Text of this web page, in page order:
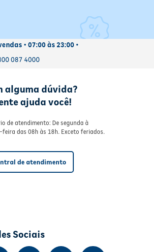
• 07:00 às 23:00 •
087 4000
alguma dúvida?
ajuda você!
de atendimento: De segunda à
feira das 08h às 18h. Exceto feriados.
de atendimento
Sociais